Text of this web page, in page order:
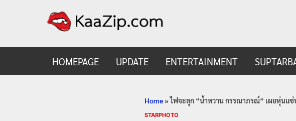
HOMEPAGE UPDATE ENTERTAINMENT
Home»ไฟจะลุก “น้ำหวาน กรรณาภรณ์” เผยหุ่นแ
STARPHOTO